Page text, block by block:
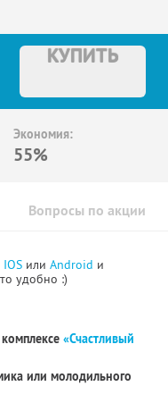
КУПИТЬ
Экономия:
55%
Вопросы по акции
IOS или Android и
удобно :)
«Счастливый
или молодильного